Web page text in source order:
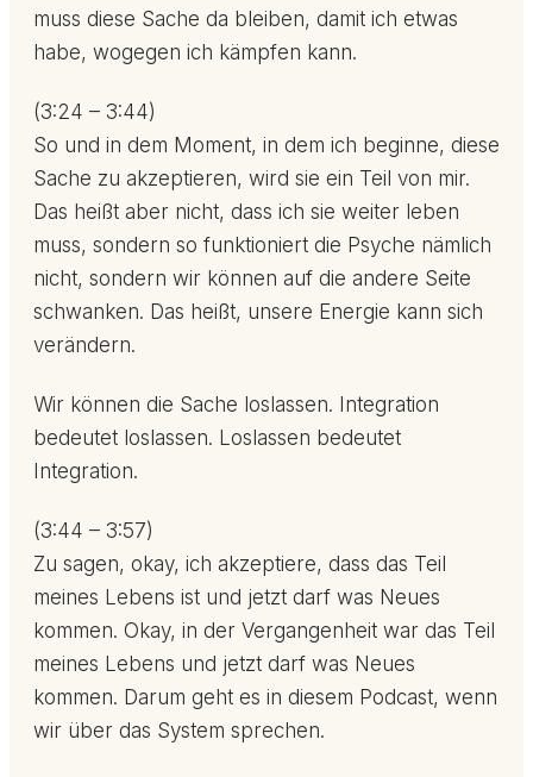
muss diese Sache da bleiben, damit ich etwas
habe, wogegen ich kämpfen kann.
(3:24 – 3:44)
So und in dem Moment, in dem ich beginne, diese
Sache zu akzeptieren, wird sie ein Teil von mir.
Das heißt aber nicht, dass ich sie weiter leben
muss, sondern so funktioniert die Psyche nämlich
nicht, sondern wir können auf die andere Seite
schwanken. Das heißt, unsere Energie kann sich
verändern.
Wir können die Sache loslassen. Integration
bedeutet loslassen. Loslassen bedeutet
Integration.
(3:44 – 3:57)
Zu sagen, okay, ich akzeptiere, dass das Teil
meines Lebens ist und jetzt darf was Neues
kommen. Okay, in der Vergangenheit war das Teil
meines Lebens und jetzt darf was Neues
kommen. Darum geht es in diesem Podcast, wenn
wir über das System sprechen.